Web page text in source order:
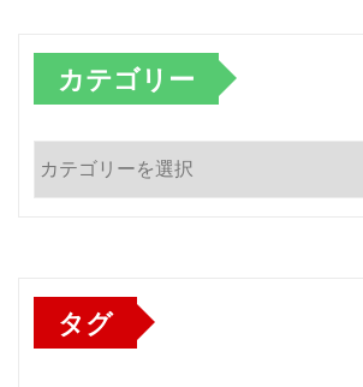
カテゴリー
カ
タグ